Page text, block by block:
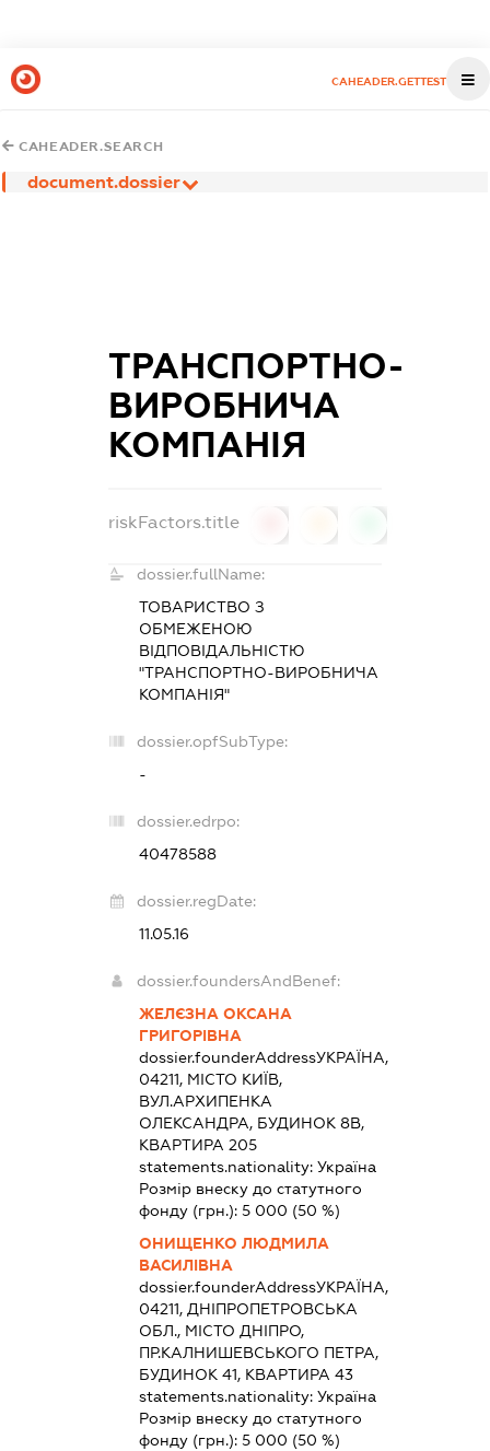
CAHEADER.GETTEST
CAHEADER.SEARCH
document.dossier
ТРАНСПОРТНО-
ВИРОБНИЧА
КОМПАНІЯ
riskFactors.title
dossier.fullName:
ТОВАРИСТВО З
ОБМЕЖЕНОЮ
ВІДПОВІДАЛЬНІСТЮ
"ТРАНСПОРТНО-ВИРОБНИЧА
КОМПАНІЯ"
dossier.opfSubType:
-
dossier.edrpo:
40478588
dossier.regDate:
11.05.16
dossier.foundersAndBenef:
ЖЕЛЄЗНА ОКСАНА
ГРИГОРІВНА
dossier.founderAddressУКРАЇНА,
04211, МІСТО КИЇВ,
ВУЛ.АРХИПЕНКА
ОЛЕКСАНДРА, БУДИНОК 8В,
КВАРТИРА 205
statements.nationality:Україна
Розмір внеску до статутного
фонду (грн.):5 000 (50 %)
ОНИЩЕНКО ЛЮДМИЛА
ВАСИЛІВНА
dossier.founderAddressУКРАЇНА,
04211, ДНІПРОПЕТРОВСЬКА
ОБЛ., МІСТО ДНІПРО,
ПР.КАЛНИШЕВСЬКОГО ПЕТРА,
БУДИНОК 41, КВАРТИРА 43
statements.nationality:Україна
Розмір внеску до статутного
фонду (грн.):5 000 (50 %)